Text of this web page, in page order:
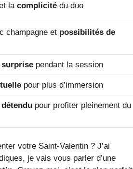
la complicité du duo
champagne et possibilités de
surprise pendant la session
pour plus d’immersion
pour profiter pleinement du
votre Saint-Valentin ? J’ai
je vais vous parler d’une